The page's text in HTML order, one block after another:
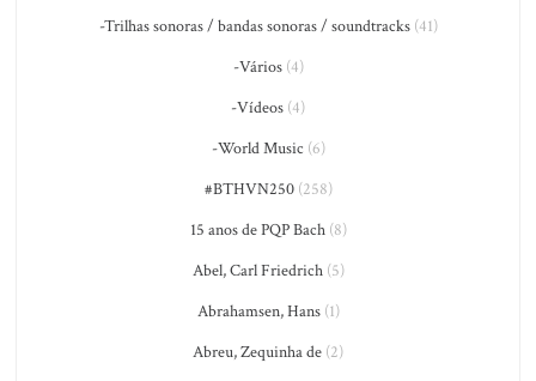
-Trilhas sonoras / bandas sonoras / soundtracks(41)
-Vários(4)
-Vídeos (4)
-World Music (6)
#BTHVN250(258)
15 anos de PQP Bach(8)
Abel, Carl Friedrich(5)
Abrahamsen, Hans(1)
Abreu, Zequinha de (2)